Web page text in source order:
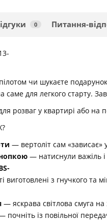
0 Питання-
чи шукаєте
для легкого старту.
розваг у квартирі або
— вертоліт сам
— натиснули важіль і
виготовлені з гнучкого та
— яскрава світлова смуга
почніть із повільної